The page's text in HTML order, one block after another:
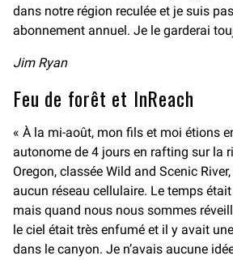
dans notre région reculée et je suis
abonnement annuel. Je le garderai
Jim Ryan
Feu de forêt et InReach
« À la mi-août, mon fils et moi étions
autonome de 4 jours en rafting sur la
Oregon, classée Wild and Scenic
aucun réseau cellulaire. Le temps
mais quand nous nous sommes
le ciel était très enfumé et il y avait
dans le canyon. Je n’avais aucune